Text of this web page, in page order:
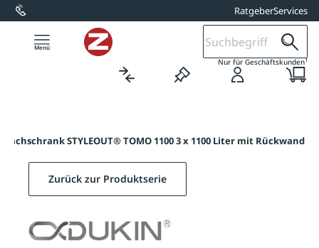
springen RatgeberServices
Nur für Geschäftskunden1
STYLEOUT® TOMO 1100 3 x 1100 Liter mit Rückwand
Zurück zur Produktserie